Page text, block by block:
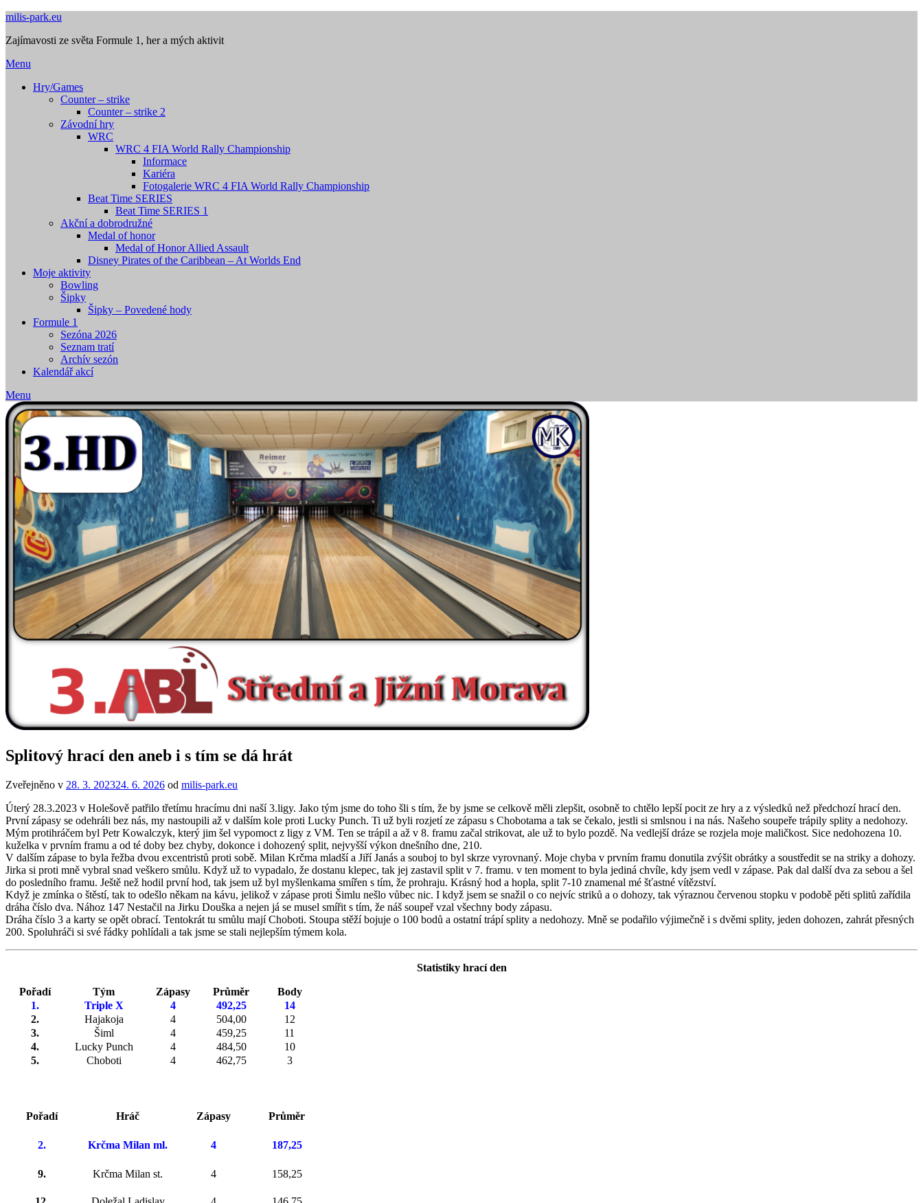
Přejdi
obsah
milis-park.eu
Zajímavosti ze světa Formule 1, her a mých aktivit
Menu
Hry/Games
Counter – strike
Counter – strike 2
Závodní hry
WRC
WRC 4 FIA World Rally Championship
Informace
Kariéra
Fotogalerie WRC 4 FIA World Rally Championship
Beat Time SERIES
Beat Time SERIES 1
Akční a dobrodružné
Medal of honor
Medal of Honor Allied Assault
Disney Pirates of the Caribbean – At Worlds End
Moje aktivity
Bowling
Šipky
Šipky – Povedené hody
Formule 1
Sezóna 2026
Seznam tratí
Archív sezón
Kalendář akcí
Menu
Splitový hrací den aneb i s tím se dá hrát
Zveřejněno v 28. 3. 202324. 6. 2026 od milis-park.eu
Úterý 28.3.2023 v Holešově patřilo třetímu hracímu dni naší 3.ligy. Jako tým jsme do toho šli s tím, že by jsme se celkově měli zlepšit, osobně to chtělo lepší pocit ze hry a z výsledků než předchozí hrací den.
První zápasy se odehráli bez nás, my nastoupili až v dalším kole proti Lucky Punch. Ti už byli rozjetí ze zápasu s Chobotama a tak se čekalo, jestli si smlsnou i na nás. Našeho soupeře trápily splity a nedohozy.
Mým protihráčem byl Petr Kowalczyk, který jim šel vypomoct z ligy z VM. Ten se trápil a až v 8. framu začal strikovat, ale už to bylo pozdě. Na vedlejší dráze se rozjela moje maličkost. Sice nedohozena 10.
kuželka v prvním framu a od té doby bez chyby, dokonce i dohozený split, nejvyšší výkon dnešního dne, 210.
V dalším zápase to byla řežba dvou excentristů proti sobě. Milan Krčma mladší a Jiří Janás a souboj to byl skrze vyrovnaný. Moje chyba v prvním framu donutila zvýšit obrátky a soustředit se na striky a dohozy.
Jirka si proti mně vybral snad veškero smůlu. Když už to vypadalo, že dostanu klepec, tak jej zastavil split v 7. framu. v ten moment to byla jediná chvíle, kdy jsem vedl v zápase. Pak dal další dva za sebou a šel
do posledního framu. Ještě než hodil první hod, tak jsem už byl myšlenkama smířen s tím, že prohraju. Krásný hod a hopla, split 7-10 znamenal mé šťastné vítězství.
Když je zmínka o štěstí, tak to odešlo někam na kávu, jelikož v zápase proti Šimlu nešlo vůbec nic. I když jsem se snažil o co nejvíc striků a o dohozy, tak výraznou červenou stopku v podobě pěti splitů zařídila
dráha číslo dva. Nához 147 Nestačil na Jirku Douška a nejen já se musel smířit s tím, že náš soupeř vzal všechny body zápasu.
Dráha číslo 3 a karty se opět obrací. Tentokrát tu smůlu mají Choboti. Stoupa stěží bojuje o 100 bodů a ostatní trápí splity a nedohozy. Mně se podařilo výjimečně i s dvěmi splity, jeden dohozen, zahrát přesných
200. Spoluhráči si své řádky pohlídali a tak jsme se stali nejlepším týmem kola.
Statistiky hrací den
Pořadí Tým Zápasy Průměr
Body
1.
Triple X 4 492,25
14
2.
Hajakoja 4 504,00
12
3.
Šiml 4 459,25
11
4.
Lucky Punch 4 484,50
10
5.
Choboti 4 462,75 3
Pořadí Hráč Zápasy Průměr
2. Krčma Milan ml. 4 187,25
9. Krčma Milan st. 4 158,25